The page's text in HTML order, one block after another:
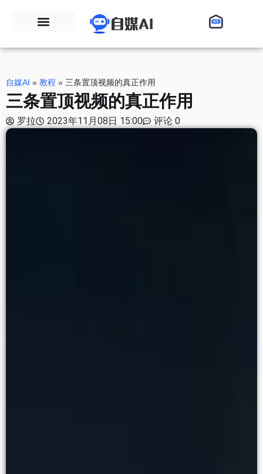
自媒AI » 教程 » 三条置顶视频的真正作用
三条置顶视频的真正作用
罗拉 2023年11月08日 15:00 评论 0